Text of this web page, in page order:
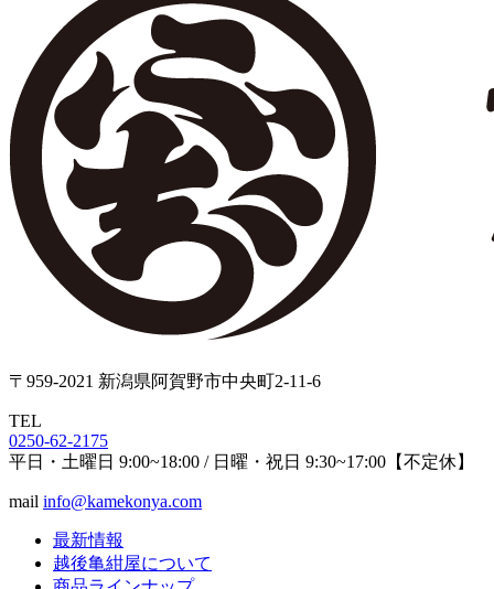
〒959-2021 新潟県阿賀野市中央町2-11-6
TEL
0250-62-2175
平日・土曜日 9:00~18:00 / 日曜・祝日 9:30~17:00【不定休】
mail info@kamekonya.com
最新情報
越後亀紺屋について